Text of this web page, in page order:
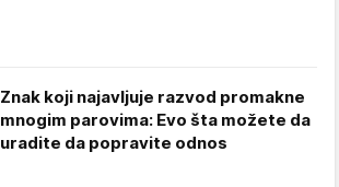
Znak koji najavljuje razvod promakne
mnogim parovima: Evo šta možete da
uradite da popravite odnos